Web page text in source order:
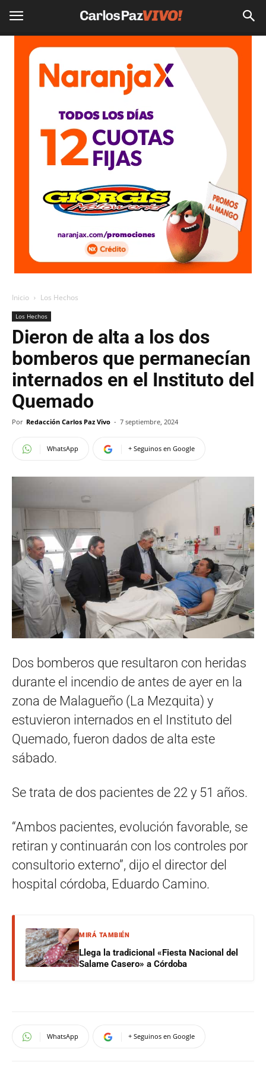
Inicio Los Hechos
Los Hechos
Dieron de alta a los dos
bomberos que permanecían
internados en el Instituto del
Quemado
Por Redacción Carlos Paz Vivo - 7 septiembre, 2024
WhatsApp + Seguinos en Google
Dos bomberos que resultaron con heridas
durante el incendio de antes de ayer en la
zona de Malagueño (La Mezquita) y
estuvieron internados en el Instituto del
Quemado, fueron dados de alta este
sábado.
Se trata de dos pacientes de 22 y 51 años.
“Ambos pacientes, evolución favorable, se
retiran y continuarán con los controles por
consultorio externo”, dijo el director del
hospital córdoba, Eduardo Camino.
MIRÁ TAMBIÉN
Llega la tradicional «Fiesta Nacional del
Salame Casero» a Córdoba
WhatsApp + Seguinos en Google